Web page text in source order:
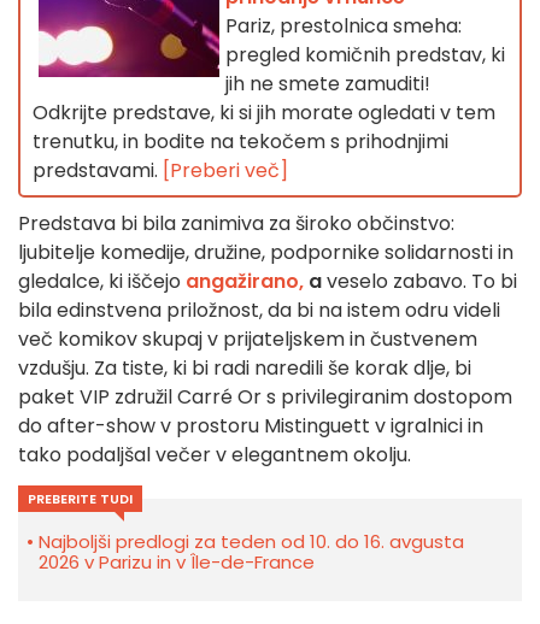
Pariz, prestolnica smeha:
pregled komičnih predstav, ki
jih ne smete zamuditi!
Odkrijte predstave, ki si jih morate ogledati v tem
trenutku, in bodite na tekočem s prihodnjimi
predstavami. [Preberi več]
Predstava bi bila zanimiva za široko občinstvo:
ljubitelje komedije, družine, podpornike solidarnosti in
gledalce, ki iščejo angažirano, aveselo zabavo. To bi
bila edinstvena priložnost, da bi na istem odru videli
več komikov skupaj v prijateljskem in čustvenem
vzdušju. Za tiste, ki bi radi naredili še korak dlje, bi
paket VIP združil Carré Or s privilegiranim dostopom
do after-show v prostoru Mistinguett v igralnici in
tako podaljšal večer v elegantnem okolju.
PREBERITE TUDI
Najboljši predlogi za teden od 10. do 16. avgusta
2026 v Parizu in v Île-de-France